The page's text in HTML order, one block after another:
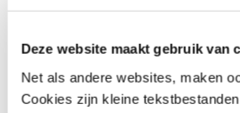
Deze website maakt gebruik van
Net als andere websites, maken
Cookies zijn kleine